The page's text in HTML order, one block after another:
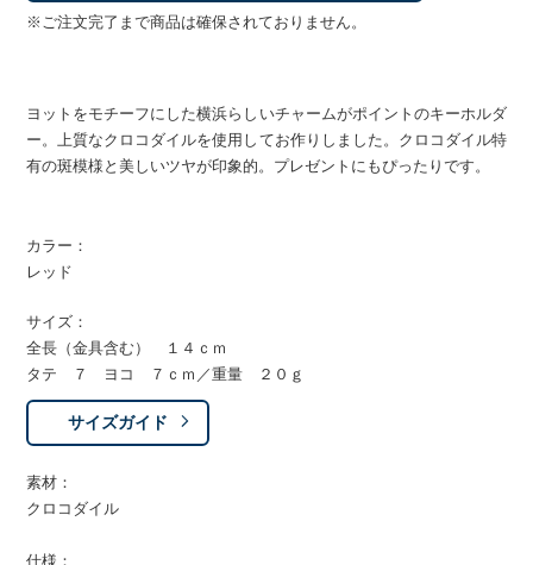
※ご注文完了まで商品は確保されておりません。
ヨットをモチーフにした横浜らしいチャームがポイントのキーホルダ
ー。上質なクロコダイルを使用してお作りしました。クロコダイル特
有の斑模様と美しいツヤが印象的。プレゼントにもぴったりです。
カラー：
レッド
サイズ：
全長（金具含む） １４ｃｍ
タテ ７ ヨコ ７ｃｍ／重量 ２０ｇ
サイズガイド
素材：
クロコダイル
仕様：